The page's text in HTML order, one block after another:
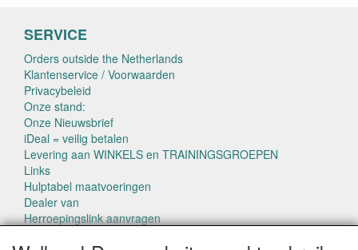
SERVICE
Orders outside the Netherlands
Klantenservice / Voorwaarden
Privacybeleid
Onze stand:
Onze Nieuwsbrief
iDeal = veilig betalen
Levering aan WINKELS en TRAININGSGROEPEN
Links
Hulptabel maatvoeringen
Dealer van
Herroepingslink aanvragen